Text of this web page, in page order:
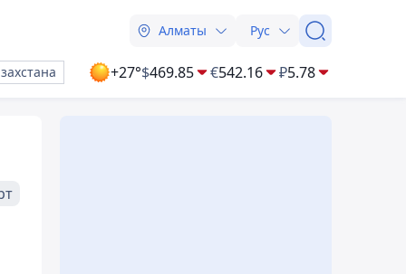
Алматы Рус
+27°$469.85 €542.16 ₽5.78